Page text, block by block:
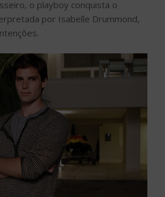
o playboy conquista o
por Isabelle Drummond,